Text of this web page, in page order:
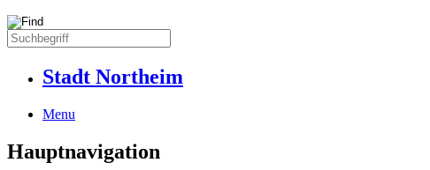
Stadt Northeim
Menu
Hauptnavigation